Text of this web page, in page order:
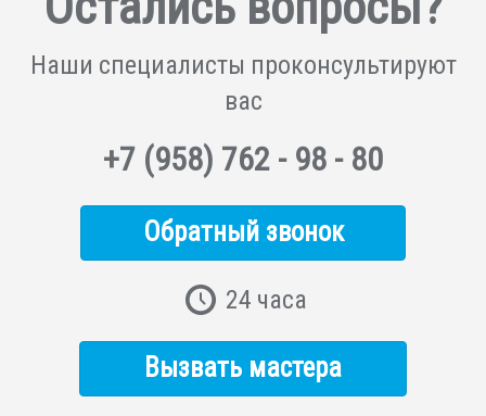
Наши специалисты проконсультируют
вас
+7 (958) 762 - 98 - 80
Обратный звонок
24 часа
Вызвать мастера